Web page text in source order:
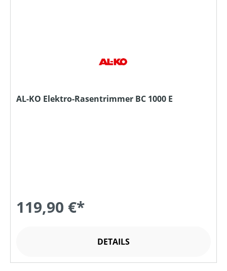
AL-KO Elektro-Rasentrimmer BC 1000 E
119,90 €*
DETAILS